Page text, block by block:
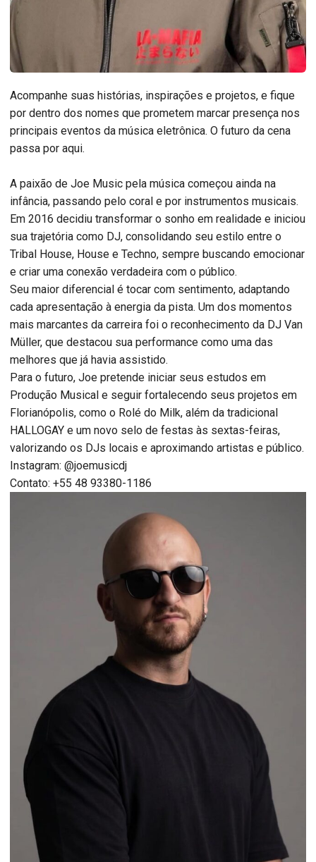
Acompanhe suas histórias, inspirações e projetos, e fique
por dentro dos nomes que prometem marcar presença nos
principais eventos da música eletrônica. O futuro da cena
passa por aqui.
A paixão de Joe Music pela música começou ainda na
infância, passando pelo coral e por instrumentos musicais.
Em 2016 decidiu transformar o sonho em realidade e iniciou
sua trajetória como DJ, consolidando seu estilo entre o
Tribal House, House e Techno, sempre buscando emocionar
e criar uma conexão verdadeira com o público.
Seu maior diferencial é tocar com sentimento, adaptando
cada apresentação à energia da pista. Um dos momentos
mais marcantes da carreira foi o reconhecimento da DJ Van
Müller, que destacou sua performance como uma das
melhores que já havia assistido.
Para o futuro, Joe pretende iniciar seus estudos em
Produção Musical e seguir fortalecendo seus projetos em
Florianópolis, como o Rolé do Milk, além da tradicional
HALLOGAY e um novo selo de festas às sextas-feiras,
valorizando os DJs locais e aproximando artistas e público.
Instagram: @joemusicdj
Contato: +55 48 93380-1186